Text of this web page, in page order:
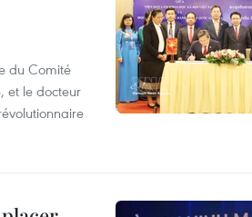
du Comité
et le docteur